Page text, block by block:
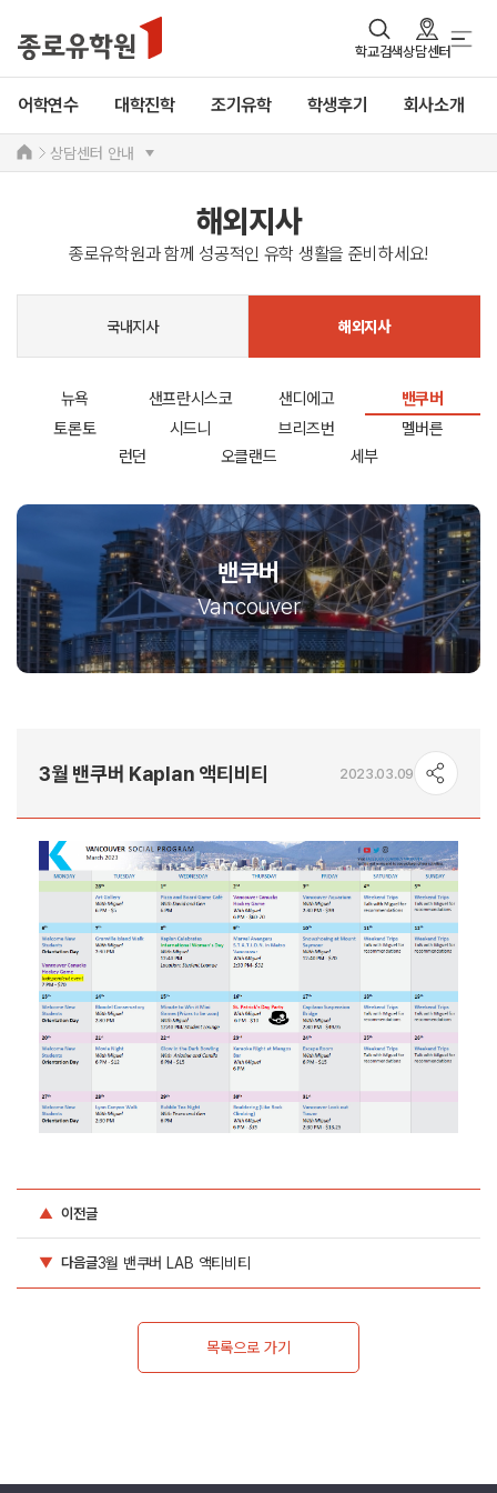
학교검색상담센터
어학연수 대학진학 조기유학 학생후기 회사소개
상담센터 안내
해외지사
종로유학원과 함께 성공적인 유학 생활을 준비하세요!
국내지사 해외지사
뉴욕 샌프란시스코 샌디에고
밴쿠버
토론토
시드니 브리즈번
멜버른
런던
오클랜드 세부
밴쿠버
Vancouver
3월 밴쿠버 Kaplan 액티비티 2023.03.09
▲ 이전글
▼ 다음글3월 밴쿠버 LAB 액티비티
목록으로 가기